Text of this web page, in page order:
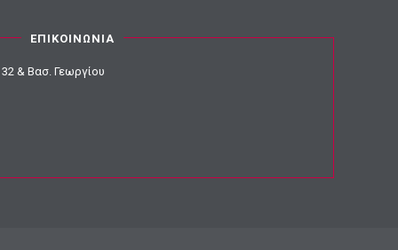
ΕΠΙΚΟΙΝΩΝΙΑ
& Βασ. Γεωργίου